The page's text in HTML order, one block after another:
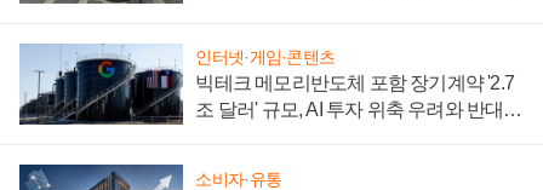
인터넷·게임·콘텐츠
빅테크 메모리반도체 포함 장기계약 '2.7
조 달러' 규모, AI 투자 위축 우려와 반대
소비자·유통